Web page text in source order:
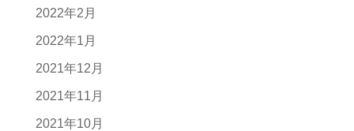
2022年2月
2022年1月
2021年12月
2021年11月
2021年10月